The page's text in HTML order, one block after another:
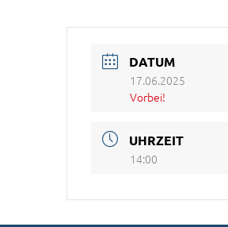
DATUM
17.06.2025
Vorbei!
UHRZEIT
14:00